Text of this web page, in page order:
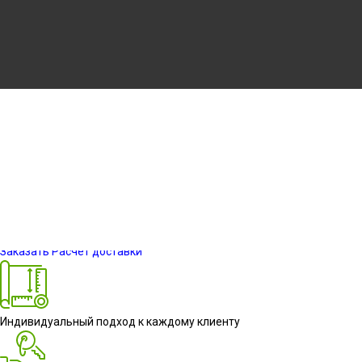
Заказать Расчет доставки
Индивидуальный подход к каждому клиенту